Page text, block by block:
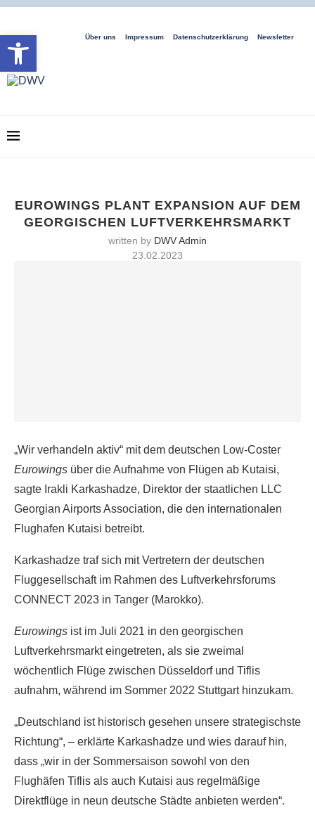
Open toolbar Über uns Impressum Datenschutzerklärung Newsletter
EUROWINGS PLANT EXPANSION AUF DEM
GEORGISCHEN LUFTVERKEHRSMARKT
written by DWV Admin
23.02.2023
„Wir verhandeln aktiv“ mit dem deutschen Low-Coster
Eurowings über die Aufnahme von Flügen ab Kutaisi,
sagte Irakli Karkashadze, Direktor der staatlichen LLC
Georgian Airports Association, die den internationalen
Flughafen Kutaisi betreibt.
Karkashadze traf sich mit Vertretern der deutschen
Fluggesellschaft im Rahmen des Luftverkehrsforums
CONNECT 2023 in Tanger (Marokko).
Eurowings ist im Juli 2021 in den georgischen
Luftverkehrsmarkt eingetreten, als sie zweimal
wöchentlich Flüge zwischen Düsseldorf und Tiflis
aufnahm, während im Sommer 2022 Stuttgart hinzukam.
„Deutschland ist historisch gesehen unsere strategischste
Richtung“, – erklärte Karkashadze und wies darauf hin,
dass „wir in der Sommersaison sowohl von den
Flughäfen Tiflis als auch Kutaisi aus regelmäßige
Direktflüge in neun deutsche Städte anbieten werden“.